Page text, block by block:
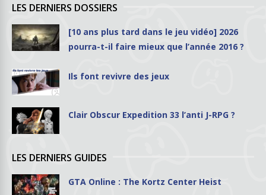
LES DERNIERS DOSSIERS
[10 ans plus tard dans le jeu vidéo] 2026
pourra-t-il faire mieux que l’année 2016 ?
Ils font revivre des jeux
Clair Obscur Expedition 33 l’anti J-RPG ?
LES DERNIERS GUIDES
GTA Online : The Kortz Center Heist